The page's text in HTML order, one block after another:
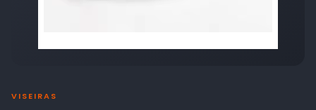
VISEIRAS